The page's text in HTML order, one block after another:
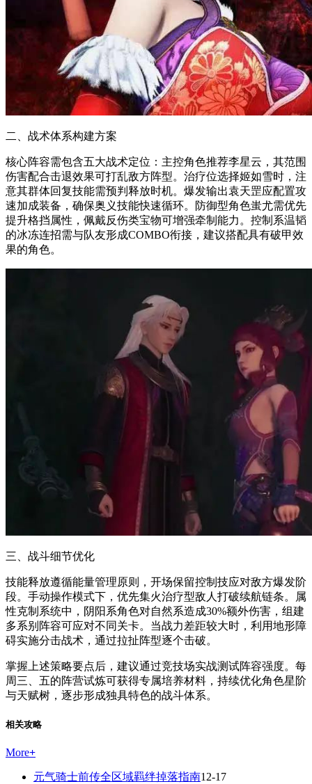
二、战术体系构建方案
核心阵容需包含五大战术定位：主控角色推荐李星云，其范围
伤害配合击退效果可打乱敌方阵型。治疗位选择姬如雪时，注
意其群体回复技能需预判释放时机。爆发输出袁天罡应配置攻
速加成装备，确保奥义技能快速循环。防御型角色蚩尤需优先
提升格挡属性，佩戴反伤类宝物可增强牵制能力。控制系温韬
的冰冻连招需与队友形成COMBO衔接，建议搭配具有破甲效
果的角色。
三、战斗细节优化
技能释放遵循能量管理原则，开场保留控制技应对敌方爆发阶
段。手动操作模式下，优先集火治疗型敌人打破续航链条。属
性克制系统中，阴阳系角色对自然系造成30%额外伤害，组建
多系别阵容可应对不同关卡。当战力差距较大时，利用地形障
碍实施分击战术，通过拉扯阵型逐个击破。
掌握上述策略要点后，建议通过竞技场实战测试阵容强度。每
周三、五的阵营试炼可获得专属培养材料，持续优化角色星阶
与天赋树，逐步形成独具特色的战斗体系。
相关攻略
More+
元气骑士前传全区域羁绊掉落指南12-17